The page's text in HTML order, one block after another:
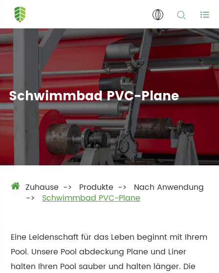
Schwimmbad PVC-Plane
Zuhause Produkte
Nach Anwendung
Schwimmbad PVC-Plane
Eine Leidenschaft für das Leben beginnt mit Ihrem
Pool. Unsere Pool abdeckung Plane und Liner
halten Ihren Pool sauber und halten länger. Die